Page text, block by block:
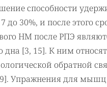
способности
30%, и после этого
НМ после РПЭ
[3, 15]. К ним
обратной
Упражнения для мышц